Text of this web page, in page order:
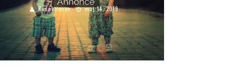
Redaktionen maj 14, 2019